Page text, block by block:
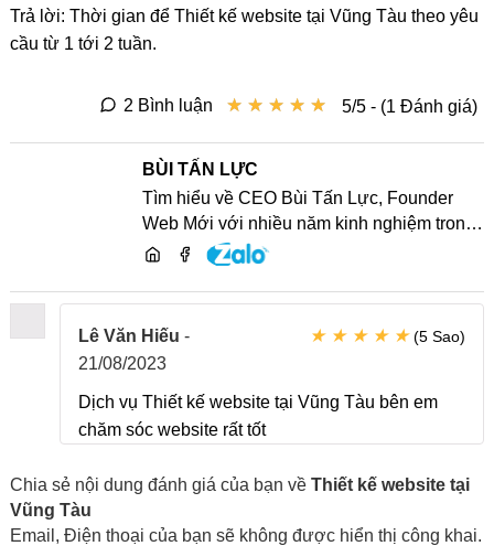
Trả lời: Thời gian để Thiết kế website tại Vũng Tàu theo yêu
cầu từ 1 tới 2 tuần.
★ ★ ★ ★ ★
★ ★ ★ ★ ★ 5/5 - (1 Đánh giá)
2 Bình luận
BÙI TẤN LỰC
Tìm hiểu về CEO Bùi Tấn Lực, Founder
Web Mới với nhiều năm kinh nghiệm trong
lĩnh vực phát triển website, SEO và chia sẻ
Lê Văn Hiếu -
21/08/2023
★ ★ ★ ★ ★(5 Sao)
Dịch vụ Thiết kế website tại Vũng Tàu bên em
chăm sóc website rất tốt
Chia sẻ nội dung đánh giá của bạn về Thiết kế website tại
Vũng Tàu
Email, Điện thoại của bạn sẽ không được hiển thị công khai.